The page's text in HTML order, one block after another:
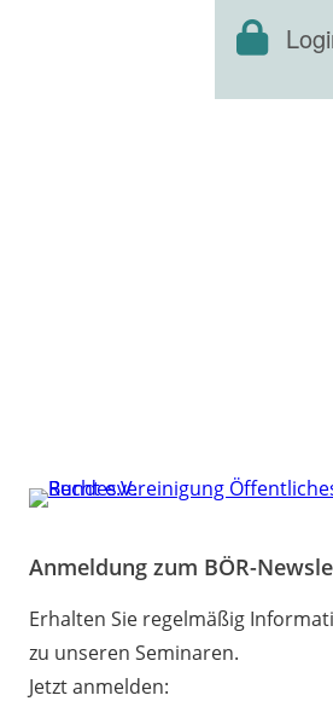
Anmeldung zum BÖR-
Erhalten Sie regelmäßig
zu unseren Seminaren.
Jetzt anmelden: